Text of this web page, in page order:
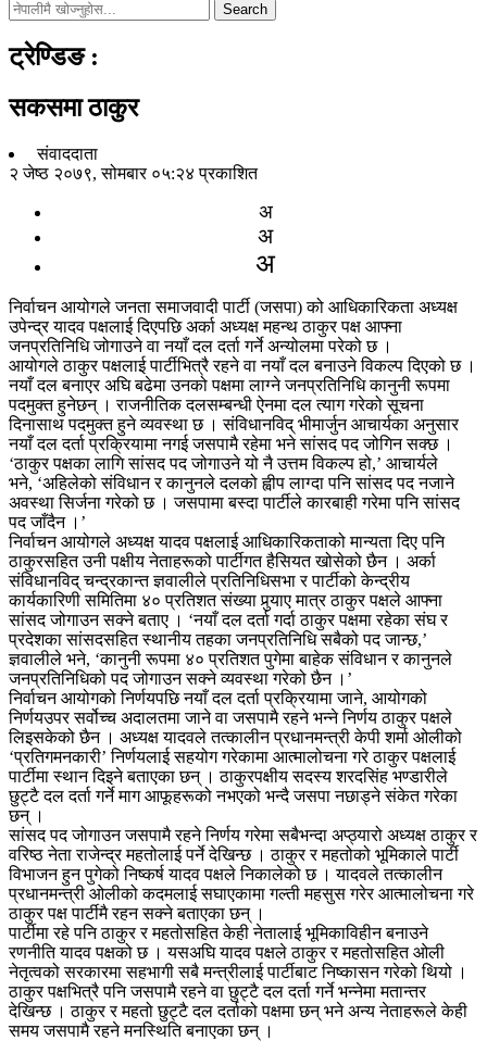
Search
ट्रेण्डिङ :
सकसमा ठाकुर
संवाददाता
२ जेष्ठ २०७९, सोमबार ०५:२४ प्रकाशित
अ
अ
अ
निर्वाचन आयोगले जनता समाजवादी पार्टी (जसपा) को आधिकारिकता अध्यक्ष
उपेन्द्र यादव पक्षलाई दिएपछि अर्का अध्यक्ष महन्थ ठाकुर पक्ष आफ्ना
जनप्रतिनिधि जोगाउने वा नयाँ दल दर्ता गर्ने अन्योलमा परेको छ ।
आयोगले ठाकुर पक्षलाई पार्टीभित्रै रहने वा नयाँ दल बनाउने विकल्प दिएको छ ।
नयाँ दल बनाएर अघि बढेमा उनको पक्षमा लाग्ने जनप्रतिनिधि कानुनी रूपमा
पदमुक्त हुनेछन् । राजनीतिक दलसम्बन्धी ऐनमा दल त्याग गरेको सूचना
दिनासाथ पदमुक्त हुने व्यवस्था छ । संविधानविद् भीमार्जुन आचार्यका अनुसार
नयाँ दल दर्ता प्रक्रियामा नगई जसपामै रहेमा भने सांसद पद जोगिन सक्छ ।
‘ठाकुर पक्षका लागि सांसद पद जोगाउने यो नै उत्तम विकल्प हो,’ आचार्यले
भने, ‘अहिलेको संविधान र कानुनले दलको ह्वीप लाग्दा पनि सांसद पद नजाने
अवस्था सिर्जना गरेको छ । जसपामा बस्दा पार्टीले कारबाही गरेमा पनि सांसद
पद जाँदैन ।’
निर्वाचन आयोगले अध्यक्ष यादव पक्षलाई आधिकारिकताको मान्यता दिए पनि
ठाकुरसहित उनी पक्षीय नेताहरूको पार्टीगत हैसियत खोसेको छैन । अर्का
संविधानविद् चन्द्रकान्त ज्ञवालीले प्रतिनिधिसभा र पार्टीको केन्द्रीय
कार्यकारिणी समितिमा ४० प्रतिशत संख्या पुर्‍याए मात्र ठाकुर पक्षले आफ्ना
सांसद जोगाउन सक्ने बताए । ‘नयाँ दल दर्ता गर्दा ठाकुर पक्षमा रहेका संघ र
प्रदेशका सांसदसहित स्थानीय तहका जनप्रतिनिधि सबैको पद जान्छ,’
ज्ञवालीले भने, ‘कानुनी रूपमा ४० प्रतिशत पुगेमा बाहेक संविधान र कानुनले
जनप्रतिनिधिको पद जोगाउन सक्ने व्यवस्था गरेको छैन ।’
निर्वाचन आयोगको निर्णयपछि नयाँ दल दर्ता प्रक्रियामा जाने, आयोगको
निर्णयउपर सर्वोच्च अदालतमा जाने वा जसपामै रहने भन्ने निर्णय ठाकुर पक्षले
लिइसकेको छैन । अध्यक्ष यादवले तत्कालीन प्रधानमन्त्री केपी शर्मा ओलीको
‘प्रतिगमनकारी’ निर्णयलाई सहयोग गरेकामा आत्मालोचना गरे ठाकुर पक्षलाई
पार्टीमा स्थान दिइने बताएका छन् । ठाकुरपक्षीय सदस्य शरदसिंह भण्डारीले
छुट्टै दल दर्ता गर्ने माग आफूहरूको नभएको भन्दै जसपा नछाड्ने संकेत गरेका
छन् ।
सांसद पद जोगाउन जसपामै रहने निर्णय गरेमा सबैभन्दा अप्ठ्यारो अध्यक्ष ठाकुर र
वरिष्ठ नेता राजेन्द्र महतोलाई पर्ने देखिन्छ । ठाकुर र महतोको भूमिकाले पार्टी
विभाजन हुन पुगेको निष्कर्ष यादव पक्षले निकालेको छ । यादवले तत्कालीन
प्रधानमन्त्री ओलीको कदमलाई सघाएकामा गल्ती महसुस गरेर आत्मालोचना गरे
ठाकुर पक्ष पार्टीमै रहन सक्ने बताएका छन् ।
पार्टीमा रहे पनि ठाकुर र महतोसहित केही नेतालाई भूमिकाविहीन बनाउने
रणनीति यादव पक्षको छ । यसअघि यादव पक्षले ठाकुर र महतोसहित ओली
नेतृत्वको सरकारमा सहभागी सबै मन्त्रीलाई पार्टीबाट निष्कासन गरेको थियो ।
ठाकुर पक्षभित्रै पनि जसपामै रहने वा छुट्टै दल दर्ता गर्ने भन्नेमा मतान्तर
देखिन्छ । ठाकुर र महतो छुट्टै दल दर्ताको पक्षमा छन् भने अन्य नेताहरूले केही
समय जसपामै रहने मनस्थिति बनाएका छन् ।